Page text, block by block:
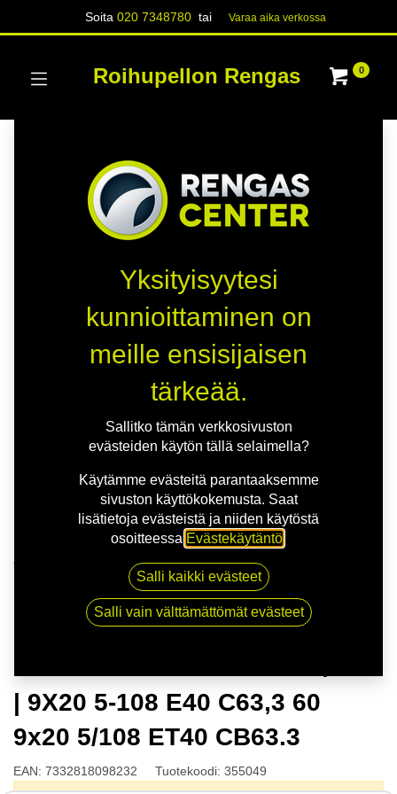
Soita020 7348780 tai Varaa aika verk​​​​ossa
Roihupellon Rengas 0
NITRO THRONE FF G.BLK/POL | 9X20 5-108 E40
C63,3 60 9x20 5/108 ET40 CB63.3
| 9X20 5-108 E40 C63,3 60
9x20 5/108 ET40 CB63.3
EAN: 7332818098232 Tuotekoodi: 355049
Yksityisyytesi
kunnioittaminen on
meille ensisijaisen
tärkeää.
Sallitko tämän verkkosivuston
evästeiden käytön tällä selaimella?
Käytämme evästeitä parantaaksemme
sivuston käyttökokemusta. Saat
lisätietoja evästeistä ja niiden käytöstä
osoitteessa Evästekäytäntö
Salli kaikki evästeet
Salli vain välttämättömät evästeet